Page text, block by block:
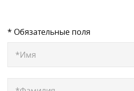
* Обязательные поля